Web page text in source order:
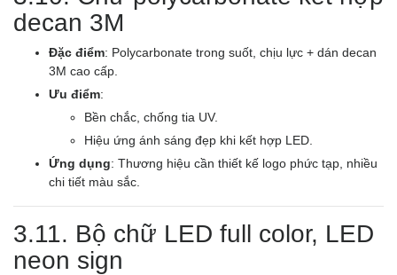
decan 3M
Đặc điểm: Polycarbonate trong suốt, chịu lực + dán decan
3M cao cấp.
Ưu điểm:
Bền chắc, chống tia UV.
Hiệu ứng ánh sáng đẹp khi kết hợp LED.
Ứng dụng: Thương hiệu cần thiết kế logo phức tạp, nhiều
chi tiết màu sắc.
3.11. Bộ chữ LED full color, LED
neon sign